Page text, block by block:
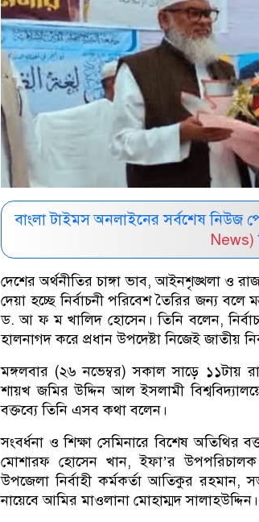
বাংলা টাইমস অনলাইনের সর্বশেষ
News)
দেশের অর্থনীতির চাঙ্গা ভাব, আইনশৃঙ্খলা ও
দেয়া হচ্ছে নির্বাচনী পরিবেশ তৈরির জন্য বলে
ড. আ ফ ম খালিদ হোসেন। তিনি বলেন,
হালনাগদ করে প্রধান উপদেষ্টা নিজেই জাতীয়
মঙ্গলবার (২৬ নভেম্বর) সকাল সাড়ে ১১টায়
শায়খ জমির উদ্দিন আল ইসলামী
বক্তব্যে তিনি এসব কথা বলেন।
সংবর্ধনা ও শিক্ষা সেমিনারে বিশেষ অতিথির
মোশারফ হোসেন খান, ইফা’র
উপজেলা নির্বাহী কর্মকর্তা আতিকুর রহমান,
নায়েবে আমির মাওলানা মোহাম্মদ সালাহউদ্দিন।